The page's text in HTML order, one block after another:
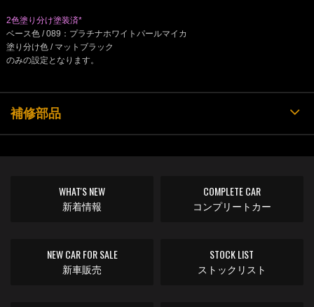
2色塗り分け塗装済*
ベース色 / 089：プラチナホワイトパールマイカ
塗り分け色 / マットブラック
のみの設定となります。
補修部品
WHAT'S NEW
新着情報
COMPLETE CAR
コンプリートカー
NEW CAR FOR SALE
新車販売
STOCK LIST
ストックリスト